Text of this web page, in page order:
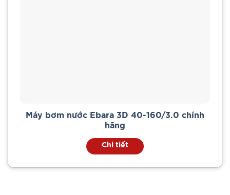
Máy bơm nước Ebara 3D 40-160/3.0 chính
hãng
Chi tiết